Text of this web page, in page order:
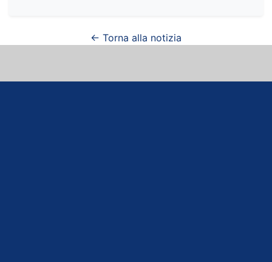
← Torna alla notizia